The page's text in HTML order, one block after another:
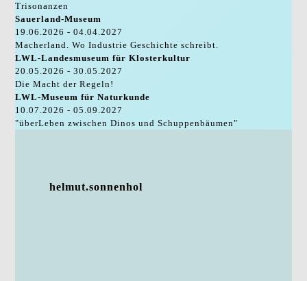
Trisonanzen
Sauerland-Museum
19.06.2026 - 04.04.2027
Macherland. Wo Industrie Geschichte schreibt.
LWL-Landesmuseum für Klosterkultur
20.05.2026 - 30.05.2027
Die Macht der Regeln!
LWL-Museum für Naturkunde
10.07.2026 - 05.09.2027
"überLeben zwischen Dinos und Schuppenbäumen"
helmut.sonnenhol